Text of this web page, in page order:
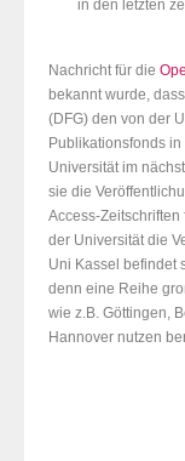
in den letzten
Nachricht für die
bekannt wurde,
(DFG) den von der
Publikationsfonds
Universität im
sie die
Access-
der Universität die
Uni Kassel befindet
denn eine Reihe
wie z.B. Göttingen,
Hannover nutzen